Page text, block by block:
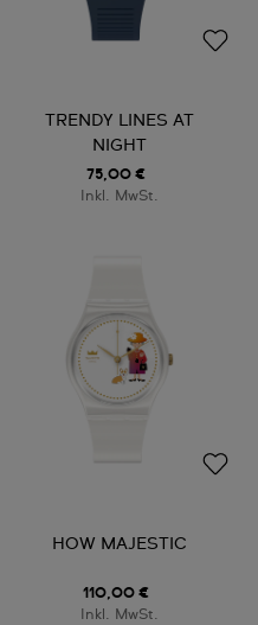
TRENDY LINES AT
NIGHT
75,00 €
Inkl. MwSt.
HOW MAJESTIC
110,00 €
Inkl. MwSt.